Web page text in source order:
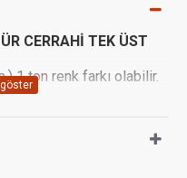
CERRAHİ TEK ÜST
1 ton renk farkı olabilir.
çıt vardır.